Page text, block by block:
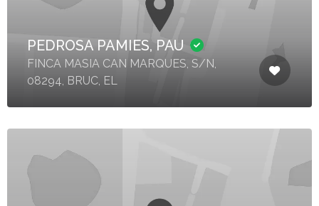
PEDROSA PAMIES, PAU
FINCA MASIA CAN MARQUES, S/N,
08294, BRUC, EL